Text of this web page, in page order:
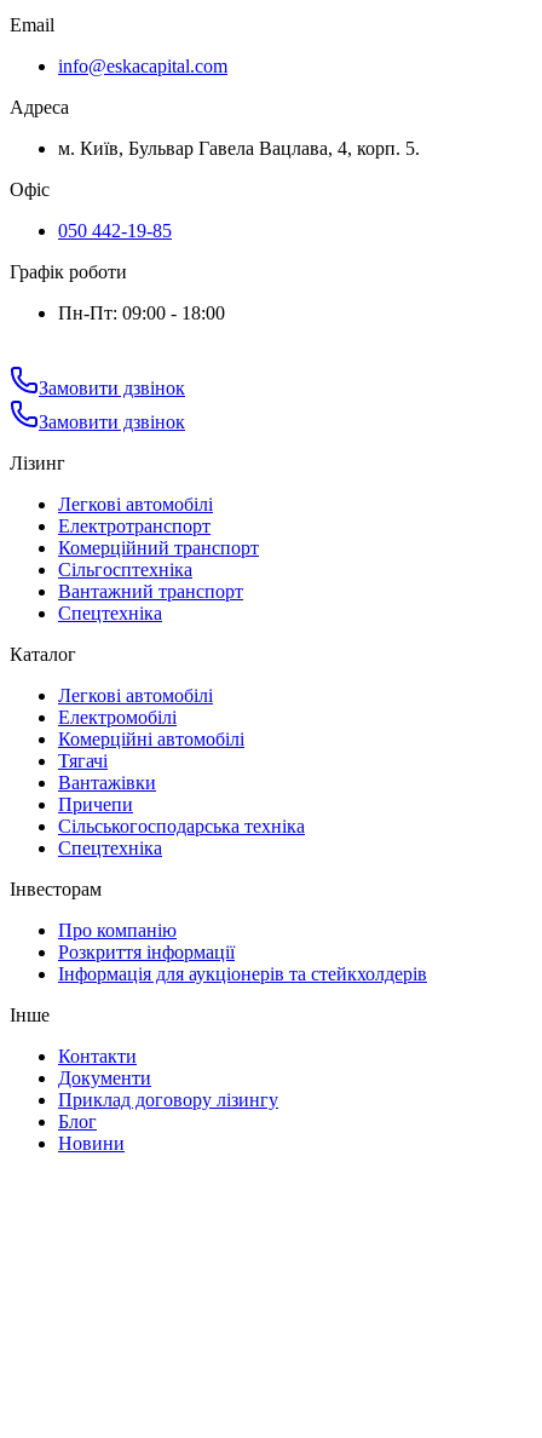
Email
info@eskacapital.com
Адреса
м. Київ, Бульвар Гавела Вацлава, 4, корп. 5.
Офіс
050 442-19-85
Графік роботи
Пн-Пт: 09:00 - 18:00
Замовити дзвінок
Замовити дзвінок
Лізинг
Легкові автомобілі
Електротранспорт
Комерційний транспорт
Сільгосптехніка
Вантажний транспорт
Спецтехніка
Каталог
Легкові автомобілі
Електромобілі
Комерційні автомобілі
Тягачі
Вантажівки
Причепи
Сільськогосподарська техніка
Спецтехніка
Інвесторам
Про компанію
Розкриття інформації
Інформація для аукціонерів та стейкхолдерів
Інше
Контакти
Документи
Приклад договору лізингу
Блог
Новини